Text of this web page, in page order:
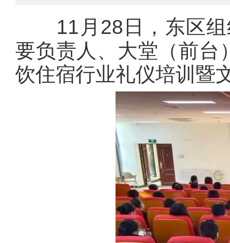
11月28日，东区组
要负责人、大堂（前台
饮住宿行业礼仪培训暨